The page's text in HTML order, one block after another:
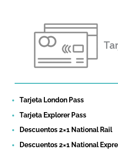
Tarjeta London Pass
Tarjeta Explorer Pass
Descuentos 2×1 National Rail
Descuentos 2×1 National